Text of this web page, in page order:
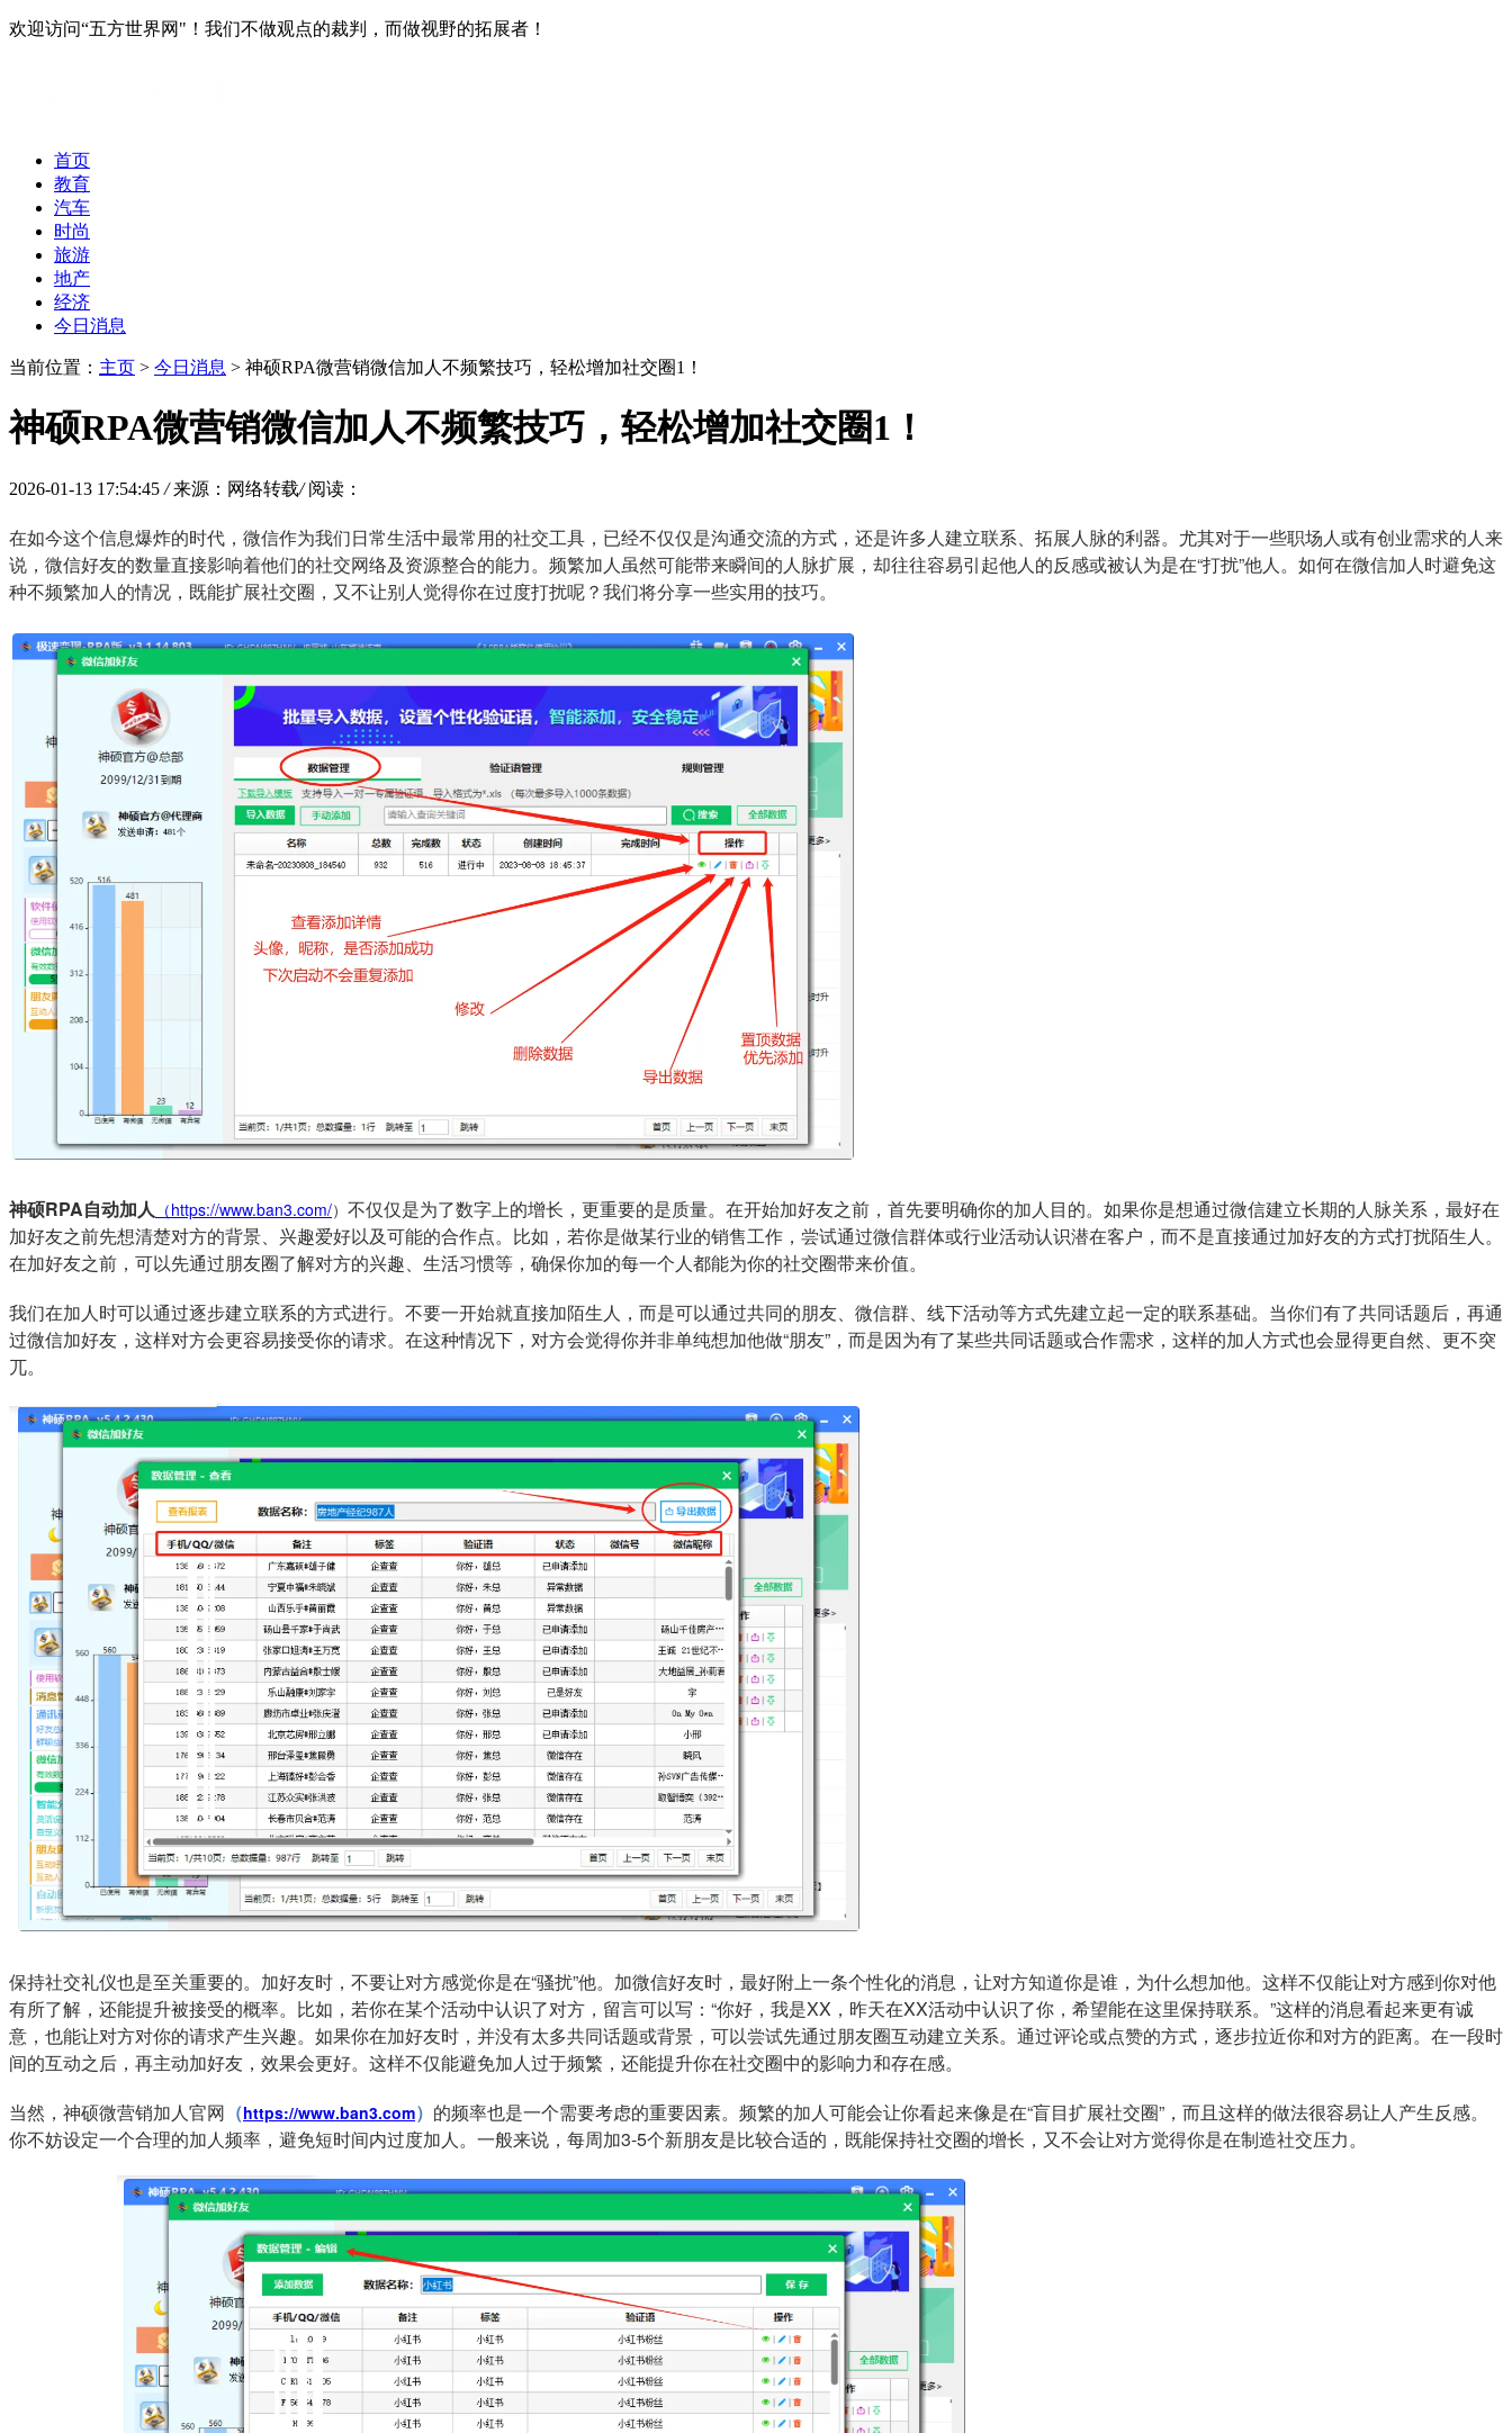
欢迎访问“五方世界网"！我们不做观点的裁判，而做视野的拓展者！
首页
教育
汽车
时尚
旅游
地产
经济
今日消息
当前位置： 主页 > 今日消息 > 神硕RPA微营销微信加人不频繁技巧，轻松增加社交圈1！
神硕RPA微营销微信加人不频繁技巧，轻松增加社交圈1！
2026-01-13 17:54:45 / 来源：网络转载/ 阅读：
在如今这个信息爆炸的时代，微信作为我们日常生活中最常用的社交工具，已经不仅仅是沟通交流的方式，还是许多人建立联系、拓展人脉的利器。尤其对于一些职场人或有创业需求的人来
说，微信好友的数量直接影响着他们的社交网络及资源整合的能力。频繁加人虽然可能带来瞬间的人脉扩展，却往往容易引起他人的反感或被认为是在“打扰”他人。如何在微信加人时避免这
种不频繁加人的情况，既能扩展社交圈，又不让别人觉得你在过度打扰呢？我们将分享一些实用的技巧。
神硕RPA自动加人 （https://www.ban3.com/） 不仅仅是为了数字上的增长，更重要的是质量。在开始加好友之前，首先要明确你的加人目的。如果你是想通过微信建立长期的人脉关系，最好在
加好友之前先想清楚对方的背景、兴趣爱好以及可能的合作点。比如，若你是做某行业的销售工作，尝试通过微信群体或行业活动认识潜在客户，而不是直接通过加好友的方式打扰陌生人。
在加好友之前，可以先通过朋友圈了解对方的兴趣、生活习惯等，确保你加的每一个人都能为你的社交圈带来价值。
我们在加人时可以通过逐步建立联系的方式进行。不要一开始就直接加陌生人，而是可以通过共同的朋友、微信群、线下活动等方式先建立起一定的联系基础。当你们有了共同话题后，再通
过微信加好友，这样对方会更容易接受你的请求。在这种情况下，对方会觉得你并非单纯想加他做“朋友”，而是因为有了某些共同话题或合作需求，这样的加人方式也会显得更自然、更不突
兀。
保持社交礼仪也是至关重要的。加好友时，不要让对方感觉你是在“骚扰”他。加微信好友时，最好附上一条个性化的消息，让对方知道你是谁，为什么想加他。这样不仅能让对方感到你对他
有所了解，还能提升被接受的概率。比如，若你在某个活动中认识了对方，留言可以写：“你好，我是XX，昨天在XX活动中认识了你，希望能在这里保持联系。”这样的消息看起来更有诚
意，也能让对方对你的请求产生兴趣。 如果你在加好友时，并没有太多共同话题或背景，可以尝试先通过朋友圈互动建立关系。通过评论或点赞的方式，逐步拉近你和对方的距离。在一段时
间的互动之后，再主动加好友，效果会更好。这样不仅能避免加人过于频繁，还能提升你在社交圈中的影响力和存在感。
当然，神硕微营销加人官网 （https://www.ban3.com） 的频率也是一个需要考虑的重要因素。频繁的加人可能会让你看起来像是在“盲目扩展社交圈”，而且这样的做法很容易让人产生反感。
你不妨设定一个合理的加人频率，避免短时间内过度加人。一般来说，每周加3-5个新朋友是比较合适的，既能保持社交圈的增长，又不会让对方觉得你是在制造社交压力。